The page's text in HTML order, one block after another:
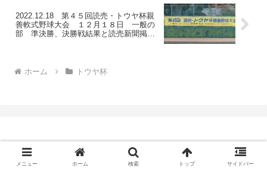
2022.12.18 第４５回読売・トウヤ杯親
善軟式野球大会 １２月１８日 一般の
部 準決勝、決勝戦結果と読売新聞掲載
ホーム トウヤ杯
メニュー ホーム 検索 トップ サイドバー